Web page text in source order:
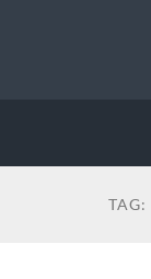
TAG: